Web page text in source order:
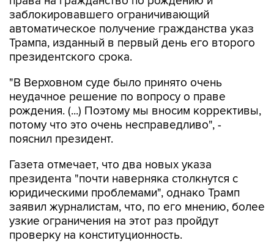
заблокировавшего ограничивающий
автоматическое получение гражданства указ
Трампа, изданный в первый день его второго
президентского срока.
"В Верховном суде было принято очень
неудачное решение по вопросу о праве
рождения. (...) Поэтому мы вносим коррективы,
потому что это очень несправедливо", -
пояснил президент.
Газета отмечает, что два новых указа
президента "почти наверняка столкнутся с
юридическими проблемами", однако Трамп
заявил журналистам, что, по его мнению, более
узкие ограничения на этот раз пройдут
проверку на конституционность.